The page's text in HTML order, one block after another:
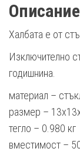
Описание
Халбата е от
Изключително
годишнина.
материал –
размер –
тегло – 0.980 кг
вместимост –